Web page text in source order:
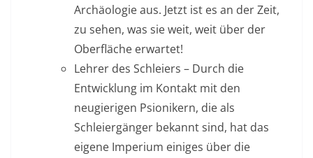
Archäologie aus. Jetzt ist es an der Zeit,
zu sehen, was sie weit, weit über der
Oberfläche erwartet!
Lehrer des Schleiers – Durch die
Entwicklung im Kontakt mit den
neugierigen Psionikern, die als
Schleiergänger bekannt sind, hat das
eigene Imperium einiges über die